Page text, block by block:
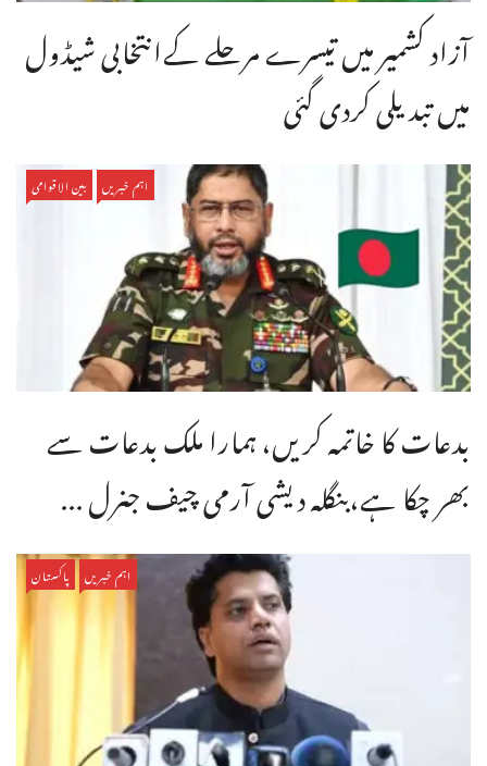
آزاد کشمیر میں تیسرے مرحلے کےانتخابی شیڈول
میں تبدیلی کردی گئی
اہم خبریں بین الاقوامی
بدعات کا خاتمہ کریں، ہمارا ملک بدعات سے
بھر چکا ہے،بنگله دیشی آرمی چیف جنرل ...
اہم خبریں پاکستان